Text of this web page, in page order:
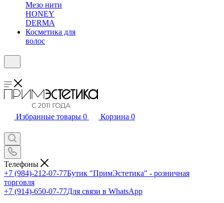
Мезо нити
HONEY
DERMA
Косметика для
волос
Избранные товары 0 Корзина 0
Телефоны
+7 (984)-212-07-77Бутик "ПримЭстетика" - розничная
торговля
+7 (914)-650-07-77Для связи в WhatsApp